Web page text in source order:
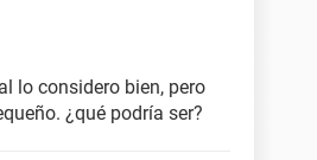
lo considero bien, pero
¿qué podría ser?